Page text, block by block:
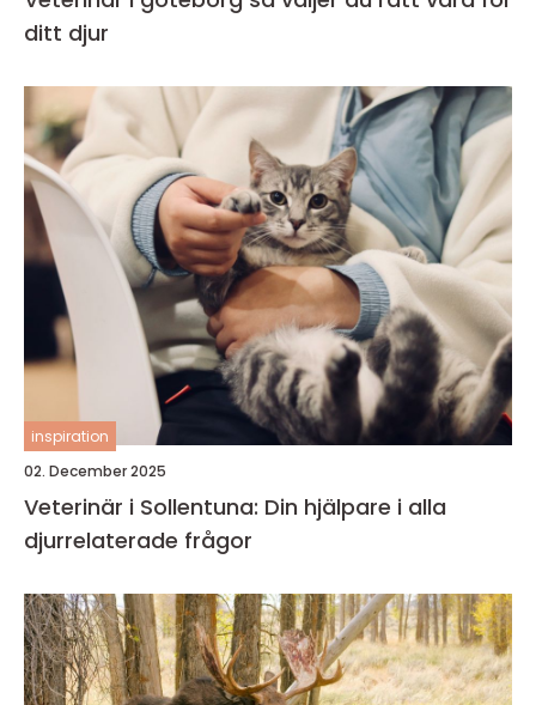
ditt djur
inspiration
02. December 2025
Veterinär i Sollentuna: Din hjälpare i alla
djurrelaterade frågor